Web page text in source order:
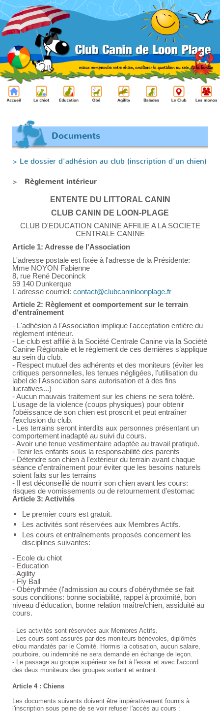
Documents
> Le dossier d'adhésion au club (inscription d'un chien)
> Règlement intérieur
ENTENTE DU LITTORAL CANIN
CLUB CANIN DE LOON-PLAGE
CLUB D'EDUCATION CANINE AFFILIE A LA SOCIETE
CENTRALE CANINE
Article 1: Adresse de l'Association
L'adresse postale est fixée à l'adresse de la Présidente:
Mme NOYON Fabienne
8, rue René Deconinck
59 140 Dunkerque
L'adresse courriel: contact@clubcaninloonplage.fr
Article 2: Règlement et comportement sur le terrain
d'entraînement
- L'adhésion à l'Association implique l'acceptation entière du
règlement intérieur.
- Le club est affilié à la Société Centrale Canine via la Société
Canine Régionale et le règlement de ces dernières s’applique
au sein du club.
- Respect mutuel des adhérents et des moniteurs (éviter les
critiques personnelles, les tenues négligées, l'utilisation du
label de l'Association sans autorisation et à des fins
lucratives...)
- Aucun mauvais traitement sur les chiens ne sera toléré.
L'usage de la violence (coups physiques) pour obtenir
l'obéissance de son chien est proscrit et peut entraîner
l'exclusion du club.
- Les terrains seront interdits aux personnes présentant un
comportement inadapté au suivi du cours.
- Avoir une tenue vestimentaire adaptée au travail pratiqué.
- Tenir les enfants sous la responsabilité des parents
- Détendre son chien à l'extérieur du terrain avant chaque
séance d'entraînement pour éviter que les besoins naturels
soient faits sur les terrains
- Il est déconseillé de nourrir son chien avant les cours:
risques de vomissements ou de retournement d'estomac
Article 3: Activités
Le premier cours est gratuit.
Les activités sont réservées aux Membres Actifs.
Les cours et entraînements proposés concernent les
disciplines suivantes:
- Ecole du chiot
- Education
- Agility
- Fly Ball
- Obérythmée (l'admission au cours d'obérythmée se fait
sous conditions: bonne sociabilité, rappel à proximité, bon
niveau d'éducation, bonne relation maître/chien, assiduité au
cours.
- Les activités sont réservées aux Membres Actifs.
- Les cours sont assurés par des moniteurs bénévoles, diplômés
et/ou mandatés par le Comité. Hormis la cotisation, aucun salaire,
pourboire, ou indemnité ne sera demandé en échange de leçon.
- Le passage au groupe supérieur se fait à l'essai et avec l'accord
des deux moniteurs des groupes sortant et entrant.
Article 4 : Chiens
Les documents suivants doivent être impérativement fournis à
l'inscription sous peine de se voir refuser l'accès au cours :